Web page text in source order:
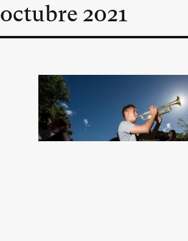
octubre 2021